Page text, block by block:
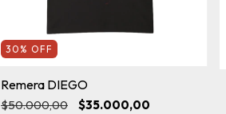
30 % OFF
Remera DIEGO
$50.000,00 $35.000,00